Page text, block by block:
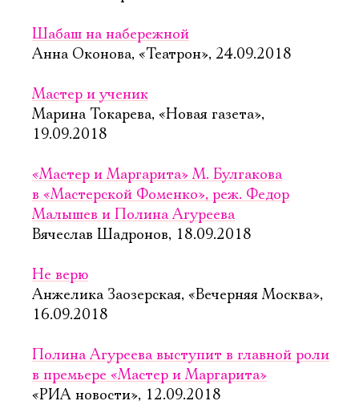
Шабаш на набережной
Анна Оконова, «Театрон», 24.09.2018
Мастер и ученик
Марина Токарева, «Новая газета»,
19.09.2018
«Мастер и Маргарита» М. Булгакова
в «Мастерской Фоменко», реж. Федор
Малышев и Полина Агуреева
Вячеслав Шадронов, 18.09.2018
Не верю
Анжелика Заозерская, «Вечерняя Москва»,
16.09.2018
Полина Агуреева выступит в главной роли
в премьере «Мастер и Маргарита»
«РИА новости», 12.09.2018